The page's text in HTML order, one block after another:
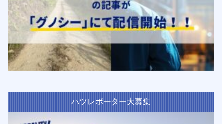
ハツレポーター大募集